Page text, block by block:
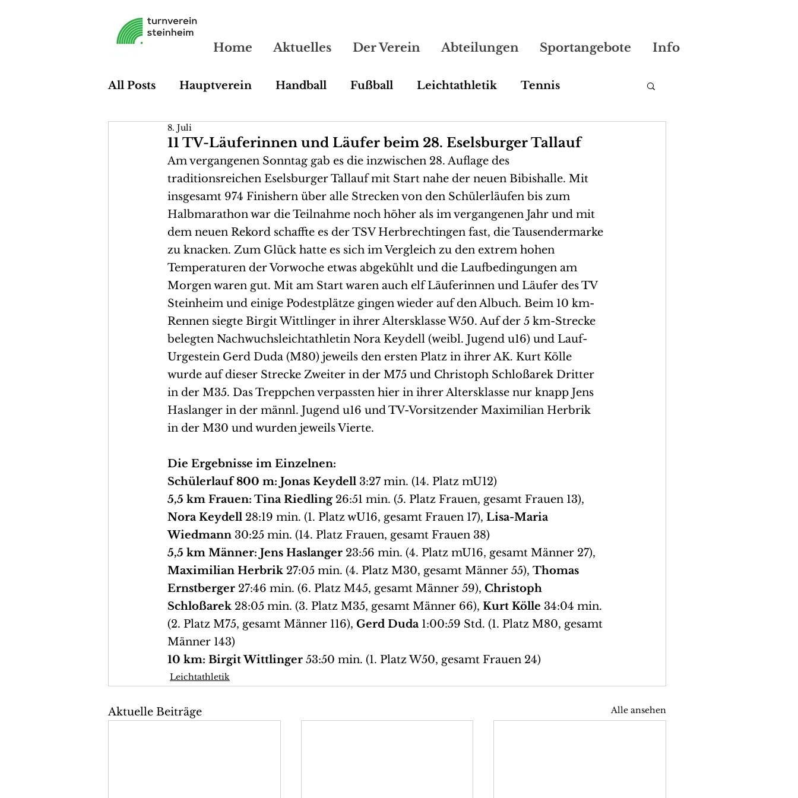
Home Aktuelles Der Verein Abteilungen Sportangebote Info
All Posts Hauptverein Handball Fußball Leichtathletik Tennis
Tischtennis Dart Line Dance Turnen
11 TV-Läuferinnen und Läufer beim 28. Eselsburger Tallauf
8. Juli
Am vergangenen Sonntag gab es die inzwischen 28. Auflage des
traditionsreichen Eselsburger Tallauf mit Start nahe der neuen Bibishalle. Mit
insgesamt 974 Finishern über alle Strecken von den Schülerläufen bis zum
Halbmarathon war die Teilnahme noch höher als im vergangenen Jahr und mit
dem neuen Rekord schaffte es der TSV Herbrechtingen fast, die Tausendermarke
zu knacken. Zum Glück hatte es sich im Vergleich zu den extrem hohen
Temperaturen der Vorwoche etwas abgekühlt und die Laufbedingungen am
Morgen waren gut. Mit am Start waren auch elf Läuferinnen und Läufer des TV
Steinheim und einige Podestplätze gingen wieder auf den Albuch. Beim 10 km-
Rennen siegte Birgit Wittlinger in ihrer Altersklasse W50. Auf der 5 km-Strecke
belegten Nachwuchsleichtathletin Nora Keydell (weibl. Jugend u16) und Lauf-
Urgestein Gerd Duda (M80) jeweils den ersten Platz in ihrer AK. Kurt Kölle
wurde auf dieser Strecke Zweiter in der M75 und Christoph Schloßarek Dritter
in der M35. Das Treppchen verpassten hier in ihrer Altersklasse nur knapp Jens
Haslanger in der männl. Jugend u16 und TV-Vorsitzender Maximilian Herbrik
in der M30 und wurden jeweils Vierte.
Die Ergebnisse im Einzelnen:
Schülerlauf 800 m: Jonas Keydell 3:27 min. (14. Platz mU12)
5,5 km Frauen: Tina Riedling 26:51 min. (5. Platz Frauen, gesamt Frauen 13),
Nora Keydell 28:19 min. (1. Platz wU16, gesamt Frauen 17), Lisa-Maria
Wiedmann 30:25 min. (14. Platz Frauen, gesamt Frauen 38)
5,5 km Männer: Jens Haslanger 23:56 min. (4. Platz mU16, gesamt Männer 27),
Maximilian Herbrik 27:05 min. (4. Platz M30, gesamt Männer 55), Thomas
Ernstberger 27:46 min. (6. Platz M45, gesamt Männer 59), Christoph
Schloßarek 28:05 min. (3. Platz M35, gesamt Männer 66), Kurt Kölle 34:04 min.
(2. Platz M75, gesamt Männer 116), Gerd Duda 1:00:59 Std. (1. Platz M80, gesamt
Männer 143)
10 km: Birgit Wittlinger 53:50 min. (1. Platz W50, gesamt Frauen 24)
Leichtathletik
Aktuelle Beiträge Alle ansehen